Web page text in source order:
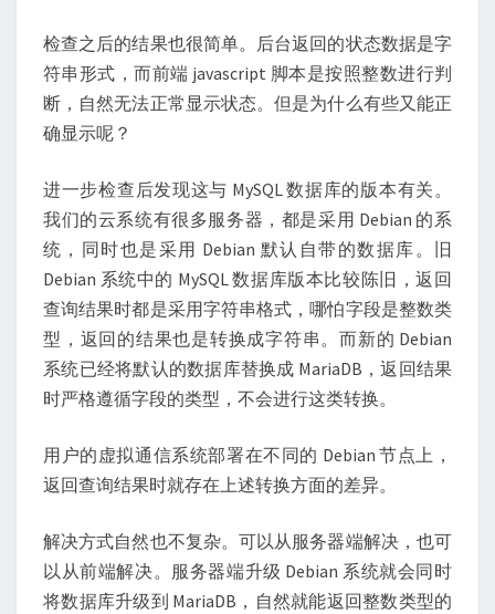
检查之后的结果也很简单。后台返回的状态数据是字
符串形式，而前端 javascript 脚本是按照整数进行判
断，自然无法正常显示状态。但是为什么有些又能正
确显示呢？
进一步检查后发现这与 MySQL 数据库的版本有关。
我们的云系统有很多服务器，都是采用 Debian 的系
统，同时也是采用 Debian 默认自带的数据库。旧
Debian 系统中的 MySQL 数据库版本比较陈旧，返回
查询结果时都是采用字符串格式，哪怕字段是整数类
型，返回的结果也是转换成字符串。而新的 Debian
系统已经将默认的数据库替换成 MariaDB，返回结果
时严格遵循字段的类型，不会进行这类转换。
用户的虚拟通信系统部署在不同的 Debian 节点上，
返回查询结果时就存在上述转换方面的差异。
解决方式自然也不复杂。可以从服务器端解决，也可
以从前端解决。服务器端升级 Debian 系统就会同时
将数据库升级到 MariaDB，自然就能返回整数类型的